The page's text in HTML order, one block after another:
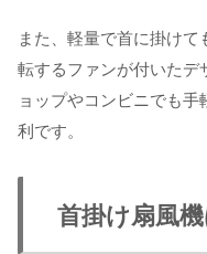
また、軽量で首に掛け
転するファンが付いたデ
ョップやコンビニでも
利です。
首掛け扇風